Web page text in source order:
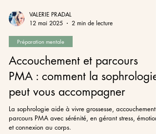
VALERIE PRADAL
12 mai 2025
2 min de lecture
Accouchement et parcours